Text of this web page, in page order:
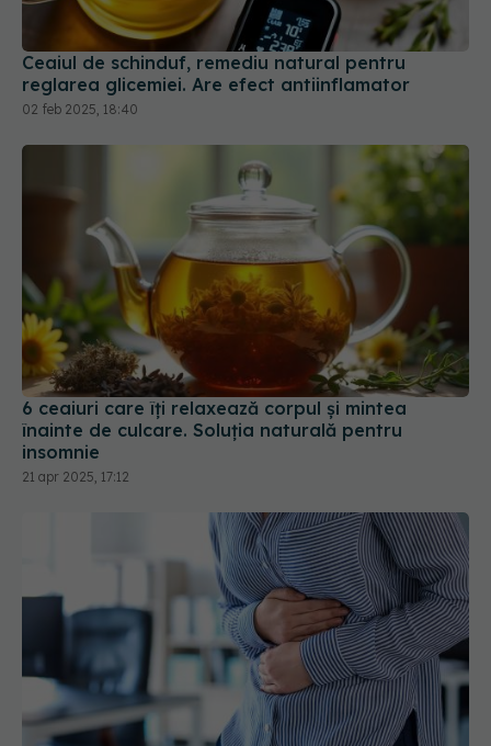
Ceaiul de schinduf, remediu natural pentru
reglarea glicemiei. Are efect antiinflamator
02 feb 2025, 18:40
6 ceaiuri care îți relaxează corpul și mintea
înainte de culcare. Soluția naturală pentru
insomnie
21 apr 2025, 17:12